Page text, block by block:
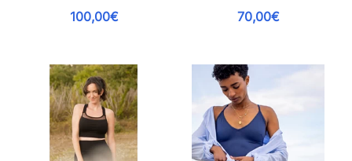
100,00€
70,00€